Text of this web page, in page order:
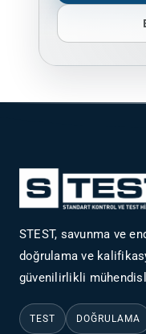
STEST, savunma ve
doğrulama ve
güvenilirlikli
TEST DOĞRULAMA